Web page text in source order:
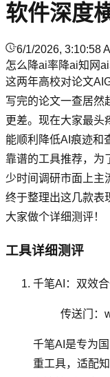
软件深度
6/1/2026, 3:10:58
怎么降ai率降ai知网
这两年高校对论文
写完的论文一查居然
更差。现在大家最头
能顺利降低AI痕迹和
靠谱的工具推荐，为
少时间调研市面上主
终于整理出这几款表
大家做个详细测评！
工具详细测评
千笔AI：双效
传送门：
千笔AI是专为
重工具，适配